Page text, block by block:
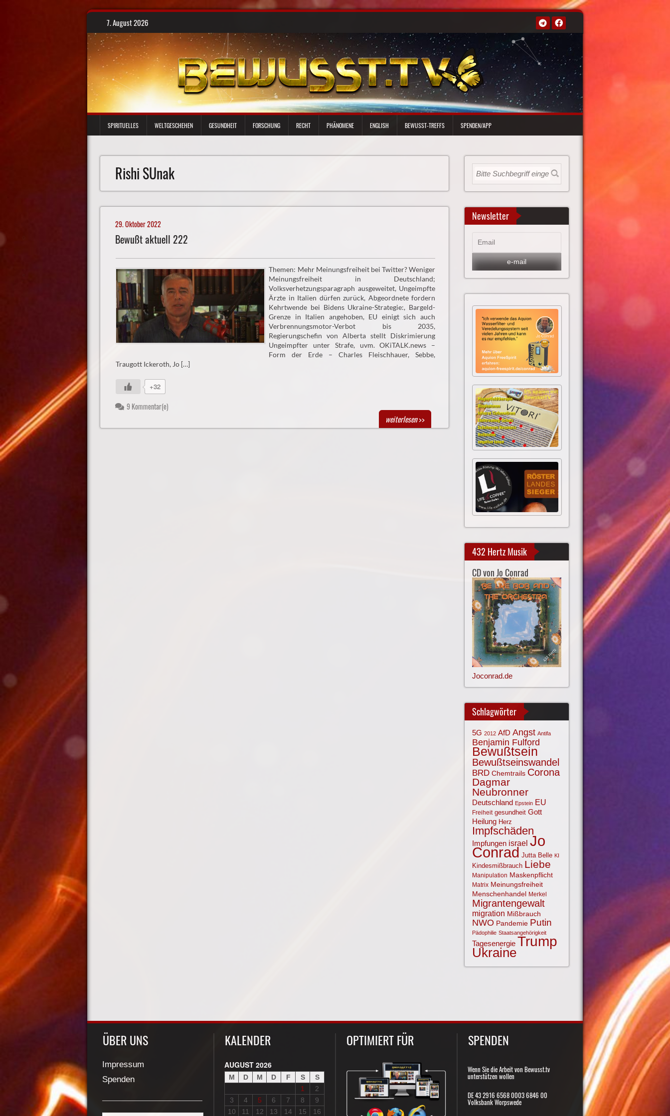
Skip
content
7. August 2026
SPIRITUELLES WELTGESCHEHEN GESUNDHEIT FORSCHUNG RECHT PHÄNOMENE ENGLISH BEWUSST-TREFFS SPENDEN/APP
Rishi SUnak
29. Oktober 2022
Bewußt aktuell 222
Themen: Mehr Meinungsfreiheit bei Twitter? Weniger
Meinungsfreiheit in Deutschland;
Volksverhetzungsparagraph ausgeweitet, Ungeimpfte
Ärzte in Italien dürfen zurück, Abgeordnete fordern
Kehrtwende bei Bidens Ukraine-Strategie:, Bargeld-
Grenze in Italien angehoben, EU einigt sich auch
Verbrennungsmotor-Verbot bis 2035,
Regierungschefin von Alberta stellt Diskrimierung
Ungeimpfter unter Strafe, uvm. OKiTALK.news –
Form der Erde – Charles Fleischhauer, Sebbe,
Traugott Ickeroth, Jo […]
+32
9 Kommentar(e)
weiterlesen>>
Newsletter
432 Hertz Musik
CD von Jo Conrad
Joconrad.de
Schlagwörter
5G 2012 AfD Angst Antifa
Benjamin Fulford
Bewußtsein
Bewußtseinswandel
BRD Chemtrails Corona
Dagmar
Neubronner
Deutschland Epstein EU
Freiheit gesundheit Gott
Heilung Herz
Impfschäden
Impfungen israel Jo
Conrad Jutta Belle KI
Kindesmißbrauch Liebe
Manipulation Maskenpflicht
Matrix Meinungsfreiheit
Menschenhandel Merkel
Migrantengewalt
migration Mißbrauch
NWO Pandemie Putin
Pädophilie Staatsangehörigkeit
Tagesenergie Trump
Ukraine
ÜBER UNS
Impressum
Spenden
KALENDER
AUGUST 2026
M D M D F S
S
1
2
3
4 5 6 7 8
9
10
11 12 13 14 15 16
OPTIMIERT FÜR SPENDEN
Wenn Sie die Arbeit von Bewusst.tv
unterstützen wollen
DE 43 2916 6568 0003 6846 00
Volksbank Worpswede